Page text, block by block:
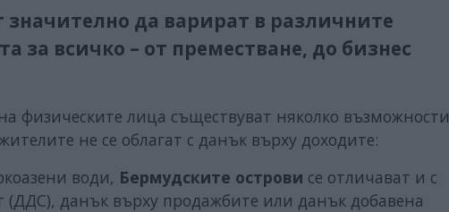
да варират в различните
за всичко – от преместване, до бизнес
физическите лица съществуват няколко възможности
не се облагат с данък върху доходите:
води, Бермудските острови се отличават и с
(ДДС), данък върху продажбите или данък добавена